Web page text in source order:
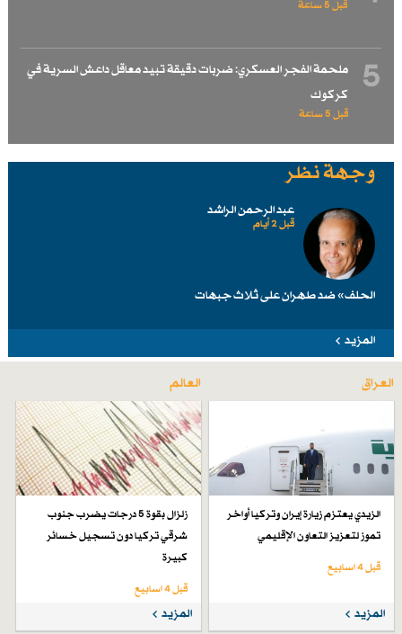
قبل 5 ساعة
5
ملحمة الفجر العسكري: ضربات دقيقة تبيد معاقل داعش السرية في
كركوك
قبل 5 ساعة
وجهة نظر
عبد الرحمن الراشد
قبل 2 أيام
الحلف» ضد طهرانَ على ثلاث جبهات
المزيد
العراق
الزيدي يعتزم زيارة إيران وتركيا أواخر
تموز لتعزيز التعاون الإقليمي
قبل 4 اسابیع
المزيد
العالم
زلزال بقوة 5 درجات يضرب جنوب
شرقي تركيا دون تسجيل خسائر
كبيرة
قبل 4 اسابیع
المزيد